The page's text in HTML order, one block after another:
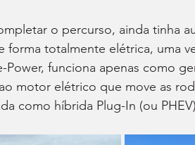
o percurso, ainda tinha
forma totalmente elétrica, uma
Power, funciona apenas como
motor elétrico que move as
como híbrida Plug-In (ou